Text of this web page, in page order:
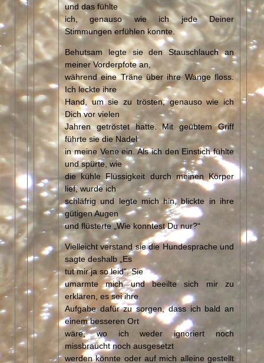
und das fühlte
ich, genauso wie ich jede Deiner
Stimmungen erfühlen konnte.
Behutsam legte sie den Stauschlauch an
meiner Vorderpfote an,
während eine Träne über ihre Wange floss.
Ich leckte ihre
Hand, um sie zu trösten, genauso wie ich
Dich vor vielen
Jahren getröstet hatte. Mit geübtem Griff
führte sie die Nadel
in meine Vene ein. Als ich den Einstich fühlte
und spürte, wie
die kühle Flüssigkeit durch meinen Körper
lief, wurde ich
schläfrig und legte mich hin, blickte in ihre
gütigen Augen
und flüsterte „Wie konntest Du nur?“
Vielleicht verstand sie die Hundesprache und
sagte deshalb „Es
tut mir ja so leid“. Sie
umarmte mich und beeilte sich mir zu
erklären, es sei ihre
Aufgabe dafür zu sorgen, dass ich bald an
einem besseren Ort
wäre, wo ich weder ignoriert noch
missbraucht noch ausgesetzt
werden könnte oder auf mich alleine gestellt